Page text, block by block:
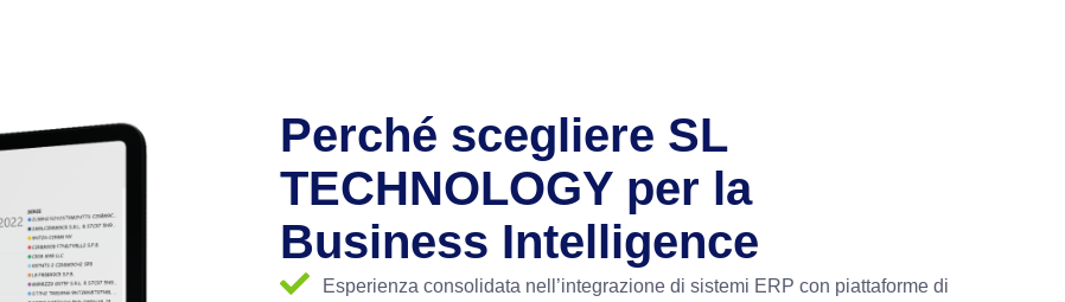
Perché scegliere SL
TECHNOLOGY per la
Business Intelligence
Esperienza consolidata nell’integrazione di sistemi ERP con piattaforme di